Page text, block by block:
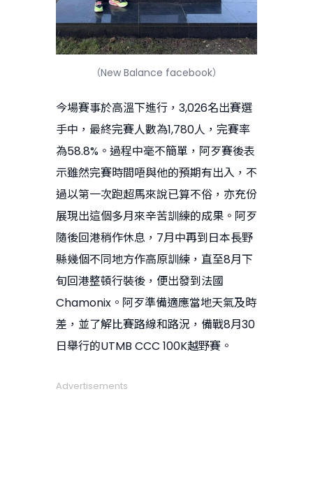
（New Balance facebook）
今場賽事於高溫下進行，3,026名出賽選
手中，最終完賽人數為1,780人，完賽率
為58.8%。過程中毫不簡單，阿歹賽後表
示雖然完賽時間唔與他的預期有出入，不
過以第一次跑超馬來說已算不俗，亦充份
展現出這個多月來辛苦訓練的成果。阿歹
隨後回港稍作休息，7月中再到日本長野
縣幾個不同地方作高原訓練，直至8月下
旬回港整頓行裝後，便出發到法國
Chamonix。阿歹準備適應當地天氣及時
差，並了解比賽路線和路況，備戰8月30
日舉行的UTMB CCC 100K越野賽。
Advertisements